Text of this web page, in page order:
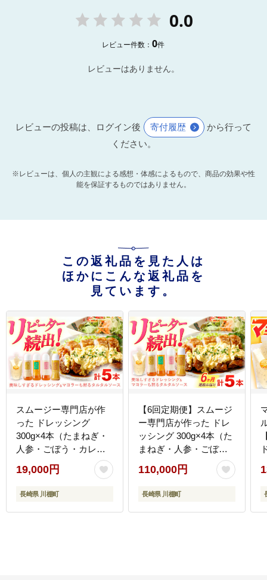
0.0
レビュー件数：0件
レビューはありません。
レビューの投稿は、ログイン後 寄付履歴
から行って
ください。
※レビューは、個人の主観による感想・体感によるもので、商品の効果や性
能を保証するものではありません。
この返礼品を見た人は
ほかにこんな返礼品を
見ています。
スムージー専門店が作
った ドレッシング
300g×4本（たまねぎ・
人参・ごぼう・カレ
ー）＆タルタルソース
300gパウチ【ビタミ
ン・スタンド】
19,000円
長崎県 川棚町
【6回定期便】スムージ
ー専門店が作った ドレ
ッシング 300g×4本（た
まねぎ・人参・ごぼ
う・カレー）＆タルタ
ルソース 300gパウチ
【ビタミン・スタン
110,000円
長崎県 川棚町